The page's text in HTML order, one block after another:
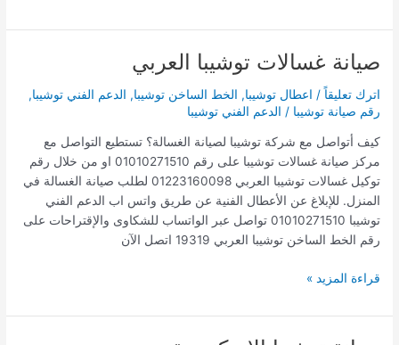
صيانة غسالات توشيبا العربي
اترك تعليقاً / اعطال توشيبا, الخط الساخن توشيبا, الدعم الفني توشيبا,
رقم صيانة توشيبا / الدعم الفني توشيبا
كيف أتواصل مع شركة توشيبا لصيانة الغسالة؟ تستطيع التواصل مع
مركز صيانة غسالات توشيبا على رقم 01010271510 او من خلال رقم
توكيل غسالات توشيبا العربي 01223160098 لطلب صيانة الغسالة في
المنزل. للإبلاغ عن الأعطال الفنية عن طريق واتس اب الدعم الفني
توشيبا 01010271510 تواصل عبر الواتساب للشكاوى والإقتراحات على
رقم الخط الساخن توشيبا العربي 19319 اتصل الآن
صيانة
غسالات
توشيبا
العربي
قراءة المزيد »